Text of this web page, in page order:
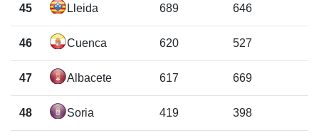
45 Lleida 689 646
46 Cuenca 620 527
47 Albacete 617 669
48 Soria 419 398